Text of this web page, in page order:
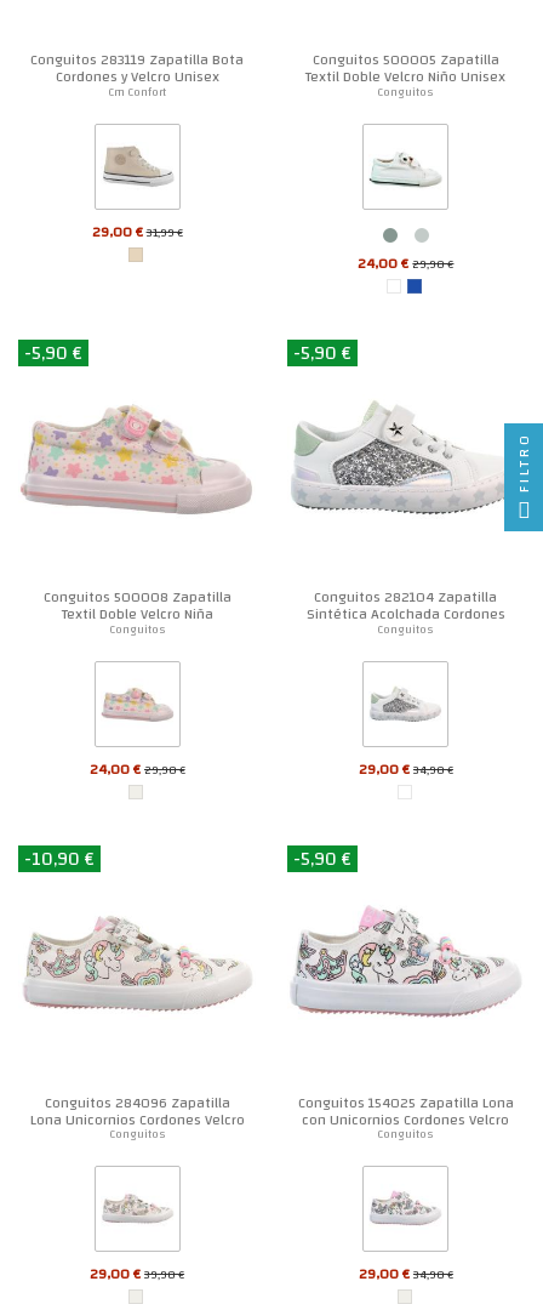
Conguitos 283119 Zapatilla Bota
Cordones y Velcro Unisex
Cm Confort
29,00 €31,99 €
Conguitos 500005 Zapatilla
Textil Doble Velcro Niño Unisex
Conguitos
24,00 €29,90 €
-5,90 €
Conguitos 500008 Zapatilla
Textil Doble Velcro Niña
Conguitos
24,00 €29,90 €
-5,90 €
Conguitos 282104 Zapatilla
Sintética Acolchada Cordones
Velcro Niña
Conguitos
29,00 €34,90 €
-10,90 €
Conguitos 284096 Zapatilla
Lona Unicornios Cordones Velcro
Niña
Conguitos
29,00 €39,90 €
-5,90 €
Conguitos 154025 Zapatilla Lona
con Unicornios Cordones Velcro
Niña
Conguitos
29,00 €34,90 €
FILTRO